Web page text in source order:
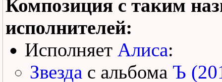
Композиция с таким
исполнителей:
Исполняет Алиса:
Звезда с альбома Ъ